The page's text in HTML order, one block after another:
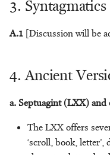
3. Syntagmatics
A.1 [Discussion will be
4. Ancient
a. Septuagint (LXX) and
The LXX offers
‘scroll, book, letter’,